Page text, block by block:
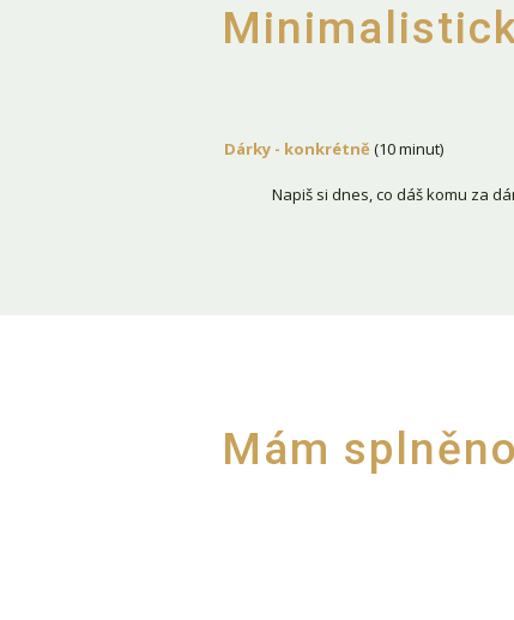
Dárky - konkrétně (10 minut)
Napiš si dnes, co dáš komu za
Mám